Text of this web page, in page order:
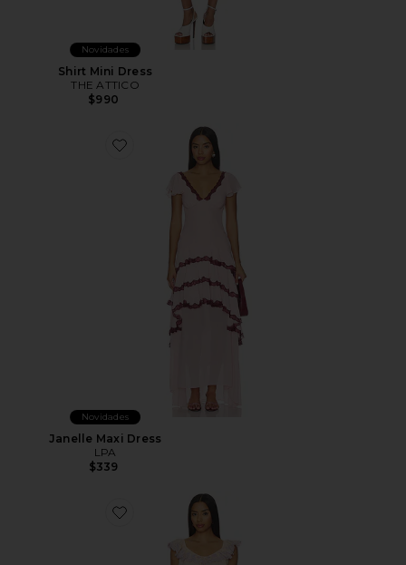
Novidades
Shirt Mini Dress
THE ATTICO
$990
Favorite Janelle Maxi Dress
Novidades
Janelle Maxi Dress
LPA
$339
Favorite Anya Mini Dress